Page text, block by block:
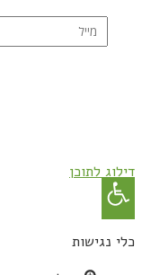
דילוג לתוכן
פתח
סרגל
נגישות
כלי נגישות